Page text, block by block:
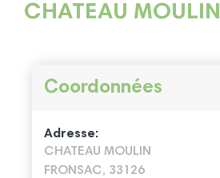
CHATEAU MOULIN
Coordonnées
Adresse:
CHATEAU MOULIN
FRONSAC, 33126